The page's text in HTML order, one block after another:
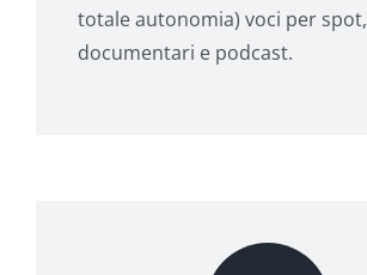
totale autonomia) voci per spot,
documentari e podcast.